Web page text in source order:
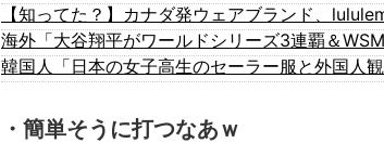
韓国人「日本の女子高生のセーラー服と外国人観
・簡単そうに打つなあｗ